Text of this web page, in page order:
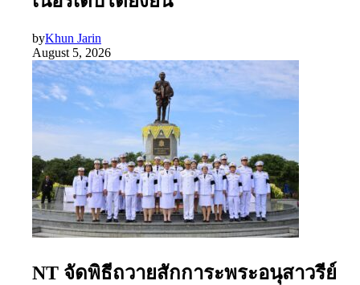
byKhun Jarin
August 5, 2026
NT จัดพิธีถวายสักการะพระอนุสาวรีย์